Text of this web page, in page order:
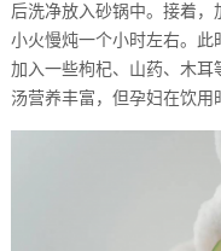
后洗净放入砂锅中。接着
小火慢炖一个小时左右。此
加入一些枸杞、山药、木
汤营养丰富，但孕妇在饮用